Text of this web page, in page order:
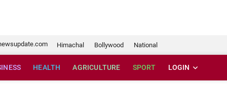
Himachal Bollywood National
HEALTH AGRICULTURE SPORT LOGIN